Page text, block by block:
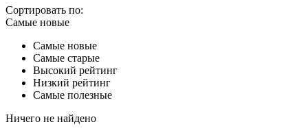
Сортировать по:
Самые новые
Самые новые
Самые старые
Высокий рейтинг
Низкий рейтинг
Самые полезные
Ничего не найдено